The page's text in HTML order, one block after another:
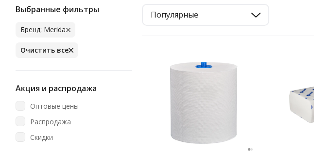
Выбранные фильтры
Бренд: Merida
Очистить все
Акция и распродажа
Оптовые цены
Распродажа
Скидки
Популярные